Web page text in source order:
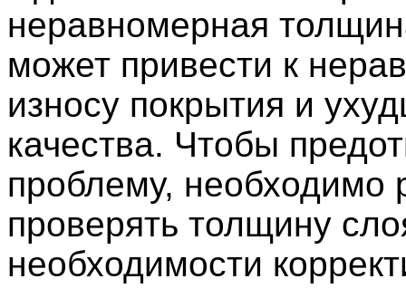
неравномерная
может привести к
износу покрытия и
качества. Чтобы
проблему, необходимо
проверять толщину
необходимости